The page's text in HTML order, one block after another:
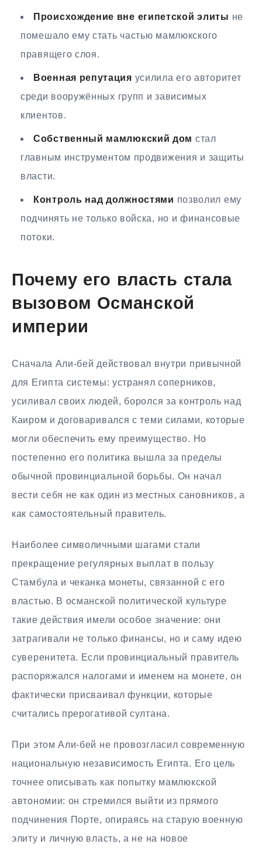
Происхождение вне египетской элиты не
помешало ему стать частью мамлюкского
правящего слоя.
Военная репутация усилила его авторитет
среди вооружённых групп и зависимых
клиентов.
Собственный мамлюкский дом стал
главным инструментом продвижения и защиты
власти.
Контроль над должностями позволил ему
подчинять не только войска, но и финансовые
потоки.
Почему его власть стала
вызовом Османской
империи
Сначала Али-бей действовал внутри привычной
для Египта системы: устранял соперников,
усиливал своих людей, боролся за контроль над
Каиром и договаривался с теми силами, которые
могли обеспечить ему преимущество. Но
постепенно его политика вышла за пределы
обычной провинциальной борьбы. Он начал
вести себя не как один из местных сановников, а
как самостоятельный правитель.
Наиболее символичными шагами стали
прекращение регулярных выплат в пользу
Стамбула и чеканка монеты, связанной с его
властью. В османской политической культуре
такие действия имели особое значение: они
затрагивали не только финансы, но и саму идею
суверенитета. Если провинциальный правитель
распоряжался налогами и именем на монете, он
фактически присваивал функции, которые
считались прерогативой султана.
При этом Али-бей не провозгласил современную
национальную независимость Египта. Его цель
точнее описывать как попытку мамлюкской
автономии: он стремился выйти из прямого
подчинения Порте, опираясь на старую военную
элиту и личную власть, а не на новое